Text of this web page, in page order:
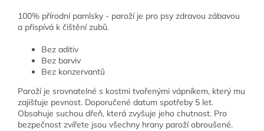
100% přírodní pamlsky - paroží je pro psy zdravou zábavou
a přispívá k čištění zubů.
Bez aditiv
Bez barviv
Bez konzervantů
Paroží je srovnatelné s kostmi tvořenými vápníkem, který mu
zajišťuje pevnost. Doporučené datum spotřeby 5 let.
Obsahuje suchou dřeň, která zvyšuje jeho chutnost. Pro
bezpečnost zvířete jsou všechny hrany paroží obroušené.